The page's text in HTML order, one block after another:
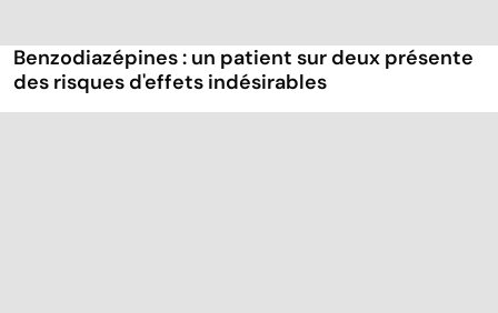
Benzodiazépines : un patient sur deux présente
des risques d'effets indésirables